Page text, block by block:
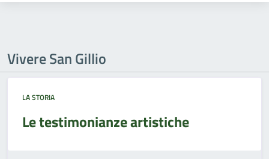
Vivere San Gillio
LA STORIA
Le testimonianze artistiche